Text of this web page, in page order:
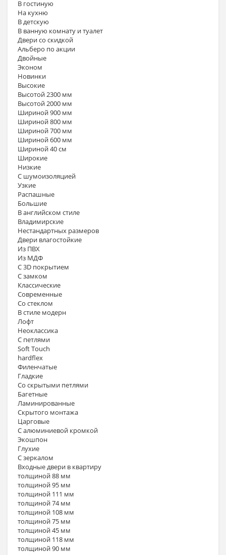
В гостиную
На кухню
В детскую
В ванную комнату и туалет
Двери со скидкой
Альберо по акции
Двойные
Эконом
Новинки
Высокие
Высотой 2300 мм
Высотой 2000 мм
Шириной 900 мм
Шириной 800 мм
Шириной 700 мм
Шириной 600 мм
Шириной 40 см
Широкие
Низкие
С шумоизоляцией
Узкие
Распашные
Большие
В английском стиле
Владимирские
Нестандартных размеров
Двери влагостойкие
Из ПВХ
Из МДФ
С 3D покрытием
С замком
Классические
Современные
Со стеклом
В стиле модерн
Лофт
Неоклассика
С петлями
Soft Touch
hardflex
Филенчатые
Гладкие
Со скрытыми петлями
Багетные
Ламинированные
Скрытого монтажа
Царговые
С алюминиевой кромкой
Экошпон
Глухие
С зеркалом
Входные двери в квартиру
толщиной 88 мм
толщиной 95 мм
толщиной 111 мм
толщиной 74 мм
толщиной 108 мм
толщиной 75 мм
толщиной 45 мм
толщиной 118 мм
толщиной 90 мм